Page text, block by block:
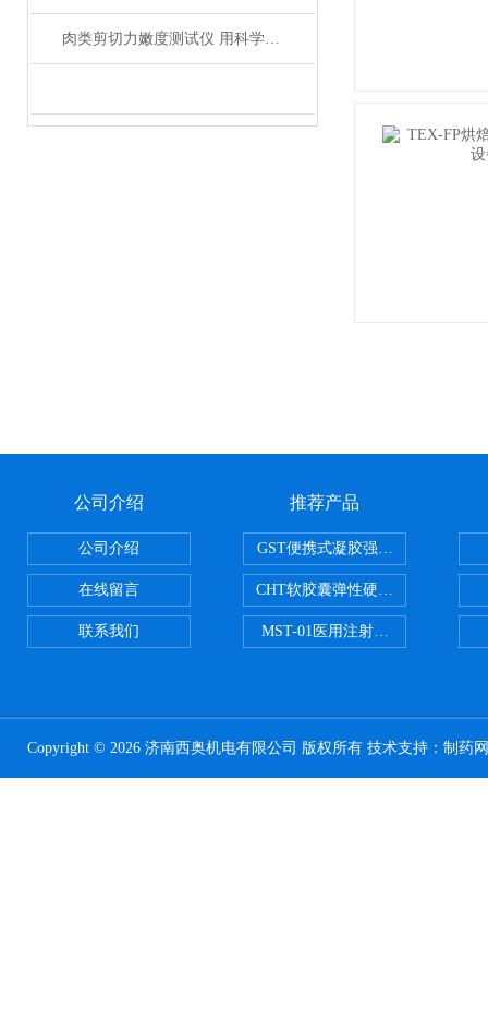
肉类剪切力嫩度测试仪 用科学数据定义一口即化的品质标准
公司介绍
公司介绍
在线留言
联系我们
推荐产品
GST便携式凝胶强度测定仪
CHT软胶囊弹性硬度测试仪
MST-01医用注射器测试仪
Copyright © 2026 济南西奥机电有限公司 版权所有 技术支持： 制药网